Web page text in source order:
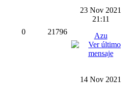
0 21796
23 Nov 2021
21:11
Azu
14 Nov 2021